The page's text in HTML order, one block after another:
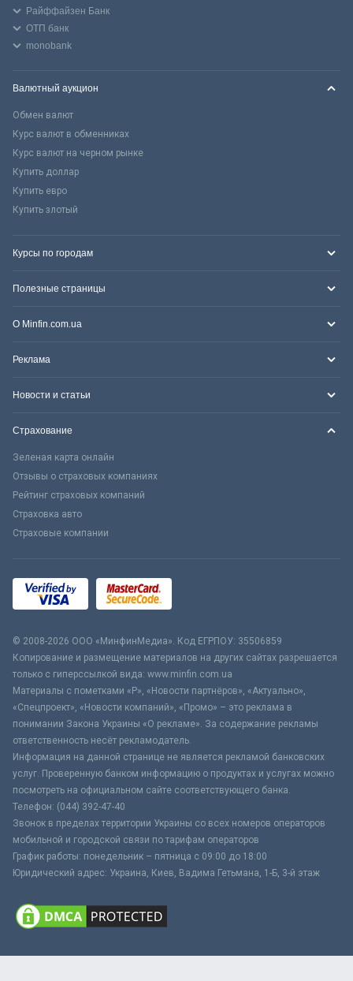
Райффайзен Банк
ОТП банк
monobank
Валютный аукцион
Обмен валют
Курс валют в обменниках
Курс валют на черном рынке
Купить доллар
Купить евро
Купить злотый
Курсы по городам
Полезные страницы
О Minfin.com.ua
Реклама
Новости и статьи
Страхование
Зеленая карта онлайн
Отзывы о страховых компаниях
Рейтинг страховых компаний
Страховка авто
Страховые компании
© 2008-2026 ООО «МинфинМедиа». Код ЕГРПОУ: 35506859
Копирование и размещение материалов на других сайтах разрешается
только с гиперссылкой вида: www.minfin.com.ua
Материалы с пометками «Р», «Новости партнёров», «Актуально»,
«Спецпроект», «Новости компаний», «Промо» – это реклама в
понимании Закона Украины «О рекламе». За содержание рекламы
ответственность несёт рекламодатель.
Информация на данной странице не является рекламой банковских
услуг. Проверенную банком информацию о продуктах и услугах можно
посмотреть на официальном сайте соответствующего банка.
Телефон: (044) 392-47-40
Звонок в пределах территории Украины со всех номеров операторов
мобильной и городской связи по тарифам операторов
График работы: понедельник – пятница с 09:00 до 18:00
Юридический адрес: Украина, Киев, Вадима Гетьмана, 1-Б, 3-й этаж